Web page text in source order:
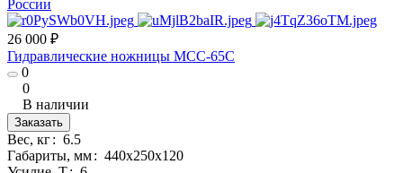
26 000 ₽
Гидравлические ножницы MCC-65C
0
0
В наличии
Заказать
Вес, кг: 6.5
Габариты, мм: 440х250х120